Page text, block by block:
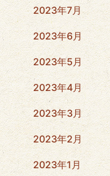
2023年7月
2023年6月
2023年5月
2023年4月
2023年3月
2023年2月
2023年1月